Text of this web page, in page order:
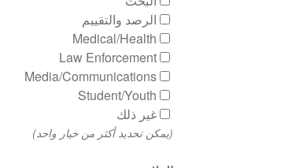
الرصد والتقييم
Medical/Health
Law Enforcement
Media/Communications
Student/Youth
غير ذلك
(يمكن تحديد أكثر من خيار واحد)